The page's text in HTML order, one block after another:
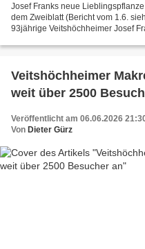
Josef Franks neue
dem Zweiblatt (Bericht vom 1.6.
93jährige Veitshöchheimer Josef
Veitshöchheimer
weit über 2500
Veröffentlicht am 06.06.2026
Von Dieter Gürz